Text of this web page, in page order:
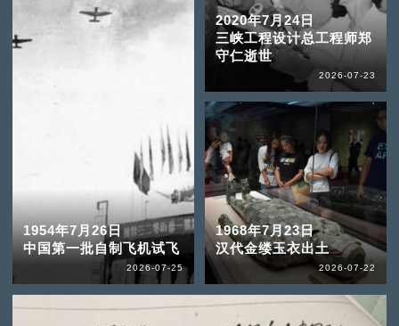
1954年7月26日
中国第一批自制飞机试飞
2026-07-25
2020年7月24日
三峡工程设计总工程师郑
守仁逝世
2026-07-23
1968年7月23日
汉代金缕玉衣出土
2026-07-22